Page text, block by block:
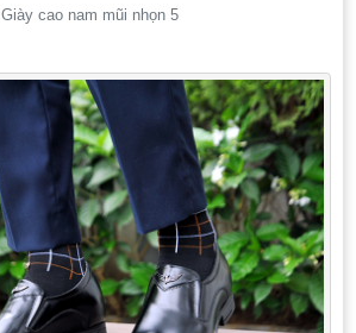
Giày cao nam mũi nhọn 5